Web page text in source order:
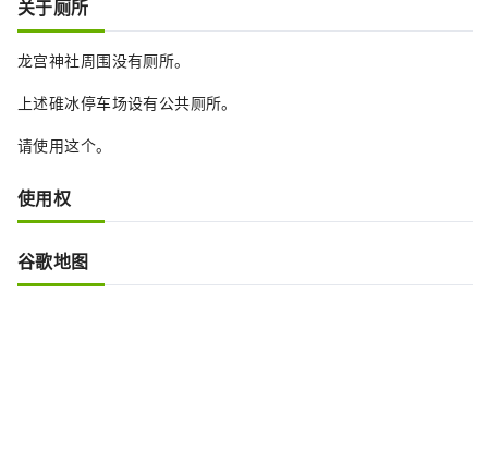
关于厕所
龙宫神社周围没有厕所。
上述碓冰停车场设有公共厕所。
请使用这个。
使用权
谷歌地图